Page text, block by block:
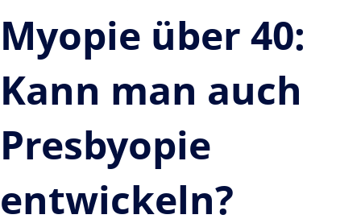
Ein bahnbrechendes Seherlebnis
Mehr erfahren
Transitions Intelligente, selbsttönende Brillengläser
Blue UV Blaulichtfilter für jeden Tag
Veredelung
Brillenglas-Entspiegelungen
Jetzt entdecken
Ihr Leben und Ihr Augen
Myopie über 40:
Kann man auch
Presbyopie
entwickeln?